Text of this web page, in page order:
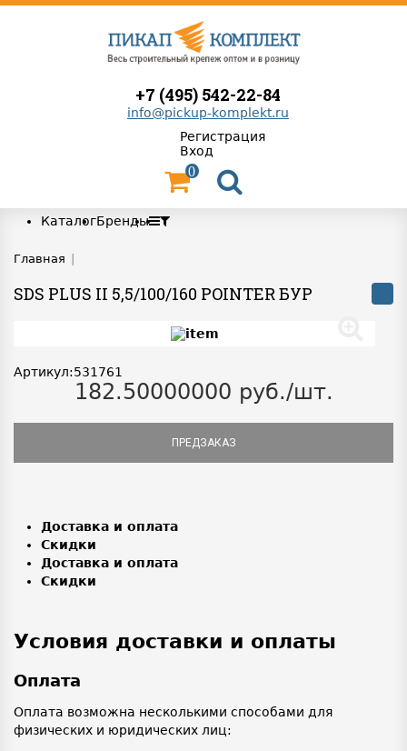
+7 (495) 542-22-84
info@pickup-komplekt.ru
Регистрация
Вход
0
КаталогБренды
Главная
SDS PLUS II 5,5/100/160 POINTER БУР
Артикул:531761
182.50000000 руб./шт.
ПРЕДЗАКАЗ
Доставка и оплата
Скидки
Доставка и оплата
Скидки
Условия доставки и оплаты
Оплата
Оплата возможна несколькими способами для
физических и юридических лиц: